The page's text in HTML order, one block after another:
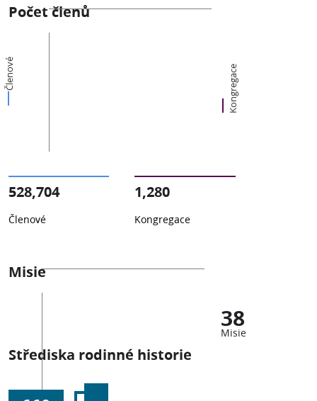
Počet členů
Členové Kongregace
528,704
Členové
1,280
Kongregace
Misie
38
Misie
Střediska rodinné historie